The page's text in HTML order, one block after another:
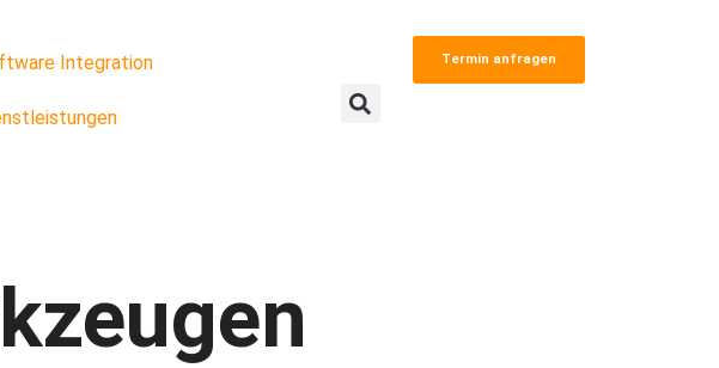
Integration Termin anfragen